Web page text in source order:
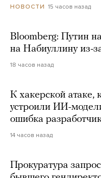
НОВОСТИ 15 часов назад
Bloomberg: Путин
на Набиуллину из-
18 часов назад
К хакерской атаке,
устроили ИИ-
ошибка
14 часов назад
Прокуратура